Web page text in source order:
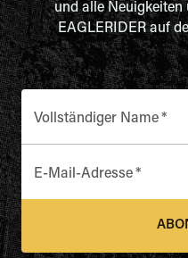
und alle Neuigkeiten
EAGLERIDER auf
Vollständiger Name*
E-Mail-Adresse*